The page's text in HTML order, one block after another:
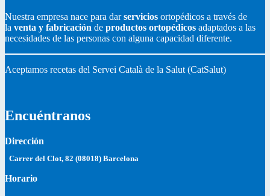
Nuestra empresa nace para darservicios ortopédicos a través de
la venta y fabricación de productos ortopédicos adaptados a las
necesidades de las personas con alguna capacidad diferente.
Aceptamos recetas del Servei Català de la Salut (CatSalut)
Encuéntranos
Dirección
Carrer del Clot, 82 (08018) Barcelona
Horario